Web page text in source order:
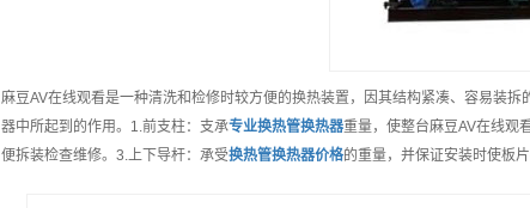
麻豆AV在线观看是一种清洗和检修时较方便的换热装置，因其结构紧凑、容易装
器中所起到的作用。1.前支柱：支承专业换热管换热器重量，使整台麻豆AV在线观
便拆装检查维修。3.上下导杆：承受换热管换热器价格的重量，并保证安装时使板